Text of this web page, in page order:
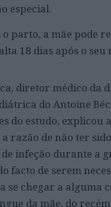
especial.
o parto, a mãe pode
18 dias após o seu
diretor médico da
do Antoine
do estudo, explicou
a razão de não ter
infeção durante a
facto de serem
se chegar a alguma
da mãe, do